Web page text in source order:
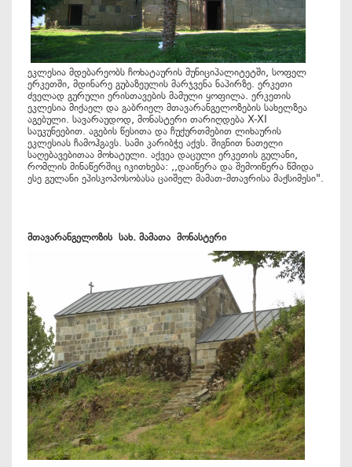
ეკლესია მდებარეობს ჩოხატაურის მუნიციპალიტეტში, სოფელ
ერკეთში, მდინარე გუბაზეულის მარჯვენა ნაპირზე. ერკეთი
ძველად გურული ერისთავების მამული ყოფილა. ერკეთის
ეკლესია მიქაელ და გაბრიელ მთავარანგელოზების სახელზეა
აგებული. სავარაუდოდ, მონასტერი თარიღდება X-XI
საუკუნეებით. აგების წესითა და ჩუქურთმებით ლიხაურის
ეკლესიას ჩამოჰგავს. სამი კარიბჭე აქვს. შიგნით ნათელი
საღებავებითაა მოხატული. აქვეა დაცული ერკეთის გულანი,
რომლის მინაწერშიც იკითხება: ,,დაიწერა და შემოიწერა წმიდა
ესე გულანი ეპისკოპოსობასა ცაიშელ მამათ-მთავრისა მაქსიმესი".
მთავარანგელოზის სახ. მამათა მონასტერი